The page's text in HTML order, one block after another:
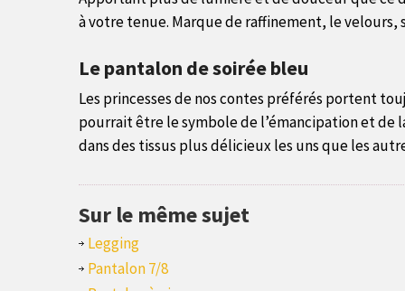
à votre tenue. Marque de raffinement, le velours,
Le pantalon de soirée bleu
Les princesses de nos contes préférés portent
pourrait être le symbole de l’émancipation et de
dans des tissus plus délicieux les uns que les
Sur le même sujet
Legging
Pantalon 7/8